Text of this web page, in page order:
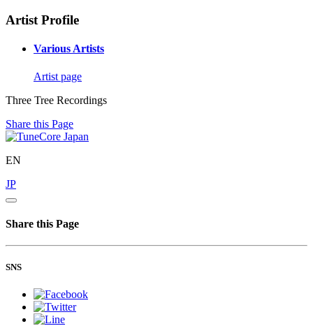
Artist Profile
Various Artists
Artist page
Three Tree Recordings
Share this Page
EN
JP
Share this Page
SNS